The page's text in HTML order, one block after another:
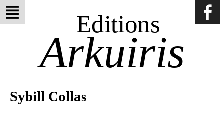
Editions
Arkuiris
Sybill Collas